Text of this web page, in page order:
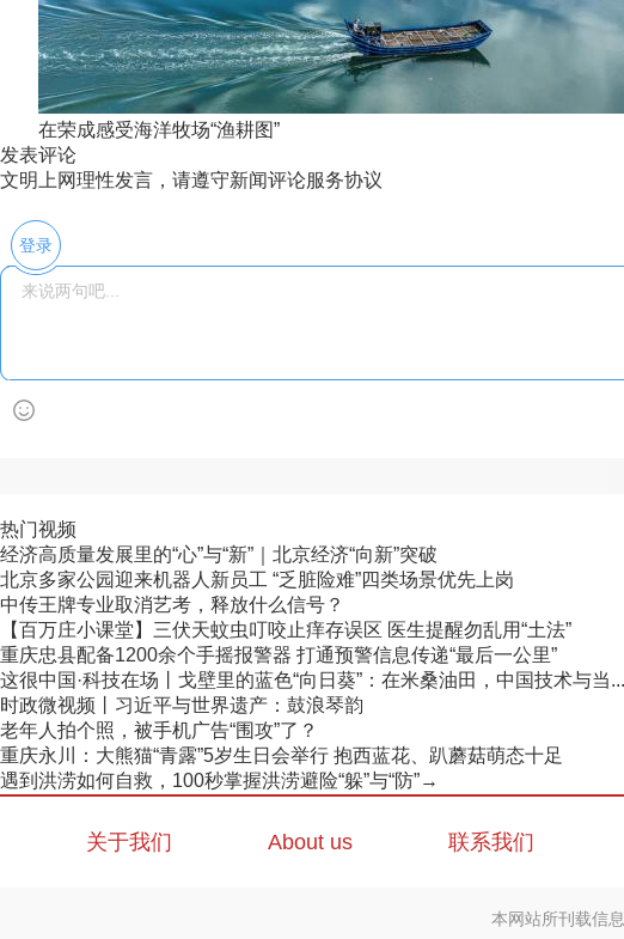
在荣成感受海洋牧场“渔耕图”
发表评论
文明上网理性发言，请遵守新闻评论服务协议
登录
热门视频
经济高质量发展里的“心”与“新”｜北京经济“向新”突破
北京多家公园迎来机器人新员工 “乏脏险难”四类场景优先上岗
中传王牌专业取消艺考，释放什么信号？
【百万庄小课堂】三伏天蚊虫叮咬止痒存误区 医生提醒勿乱用“土法”
重庆忠县配备1200余个手摇报警器 打通预警信息传递“最后一公里”
这很中国·科技在场丨戈壁里的蓝色“向日葵”：在米桑油田，中国技术与当...
时政微视频丨习近平与世界遗产：鼓浪琴韵
老年人拍个照，被手机广告“围攻”了？
重庆永川：大熊猫“青露”5岁生日会举行 抱西蓝花、趴蘑菇萌态十足
遇到洪涝如何自救，100秒掌握洪涝避险“躲”与“防”→
关于我们 About us 联系我们
本网站所刊载信